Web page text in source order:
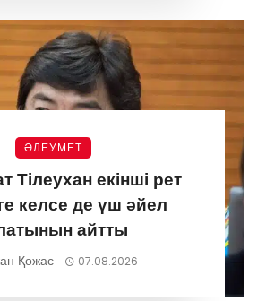
ӘЛЕУМЕТ
Тілеухан екінші рет
келсе де үш әйел
айтты
Қожас 07.08.2026